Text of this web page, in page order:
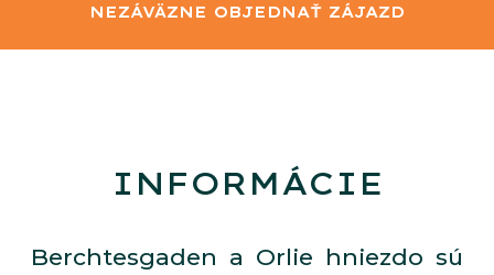
NEZÁVÄZNE OBJEDNAŤ ZÁJAZD
INFORMÁCIE
Berchtesgaden a Orlie hniezdo sú